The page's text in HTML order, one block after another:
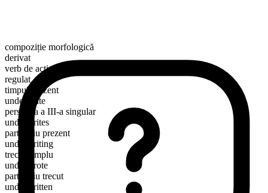
compoziție morfologică
derivat
verb de acțiune
regulat
timpul prezent
underwrite
persoana a III-a singular
underwrites
participiu prezent
underwriting
trecut simplu
underwrote
participiu trecut
underwritten